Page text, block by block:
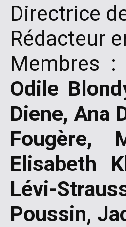
Directrice
Rédacteur
Membres :
Odile
Diene, Ana
Fougère,
Elisabeth
Lévi-
Poussin,